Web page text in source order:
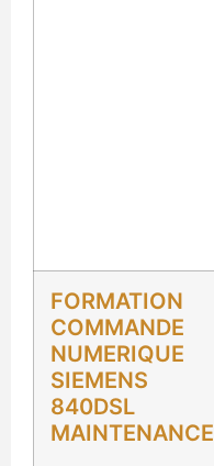
FORMATION
COMMANDE
NUMERIQUE
SIEMENS
840DSL
MAINTENANCE